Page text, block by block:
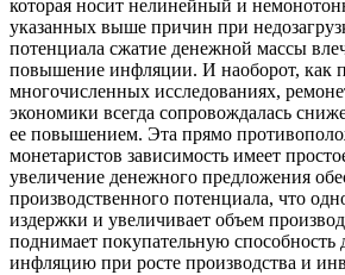
которая носит нелинейный и
указанных выше причин при
потенциала сжатие денежной массы
повышение инфляции. И наоборот, как
многочисленных исследованиях,
экономики всегда сопровождалась
ее повышением. Эта прямо
монетаристов зависимость имеет
увеличение денежного предложения
производственного потенциала, что
издержки и увеличивает объем
поднимает покупательную способность
инфляцию при росте производства и